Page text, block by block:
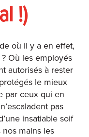
!)
où il y a en effet,
Où les employés
autorisés à rester
le mieux
par ceux qui en
pas
insatiable soif
mains les